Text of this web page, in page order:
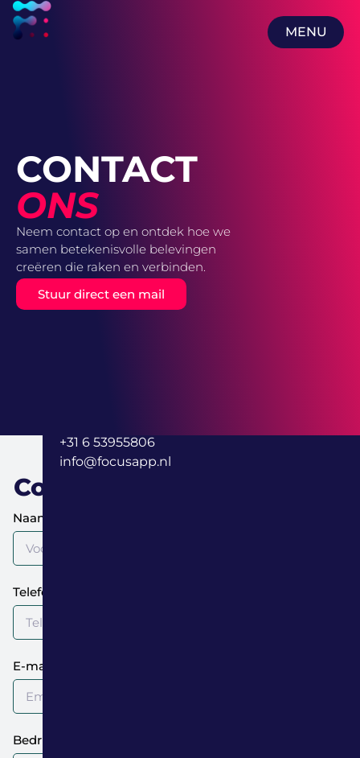
MENU
CONTACT
ONS
Neem contact op en ontdek hoe we
samen betekenisvolle belevingen
creëren die raken en verbinden.
Stuur direct een mail
Contactformulier
Naam
Telefoonnummer
E-mail
Bedrijfsnaam (optioneel)
Contactgegevens
+31 6 53955806
info@focusapp.nl